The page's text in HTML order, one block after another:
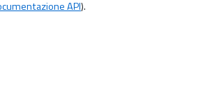
API).